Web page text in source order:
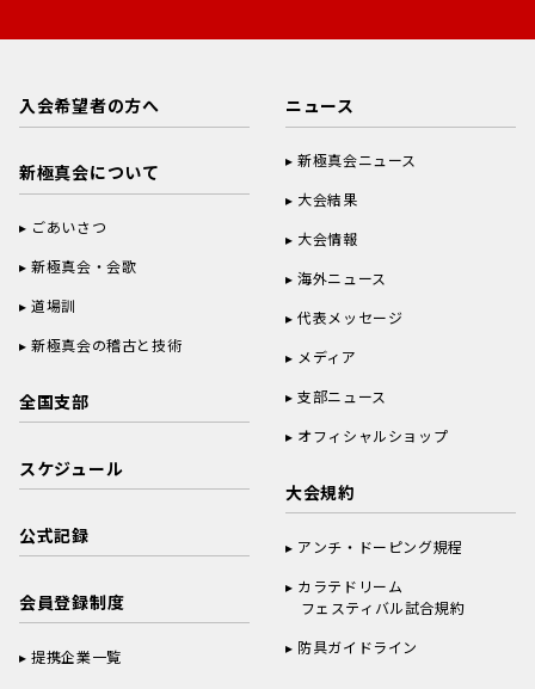
入会希望者の方へ
新極真会について
ごあいさつ
新極真会・会歌
道場訓
新極真会の稽古と技術
全国支部
スケジュール
公式記録
会員登録制度
提携企業一覧
ニュース
新極真会ニュース
大会結果
大会情報
海外ニュース
代表メッセージ
メディア
支部ニュース
オフィシャルショップ
大会規約
アンチ・ドーピング規程
カラテドリーム
フェスティバル試合規約
防具ガイドライン